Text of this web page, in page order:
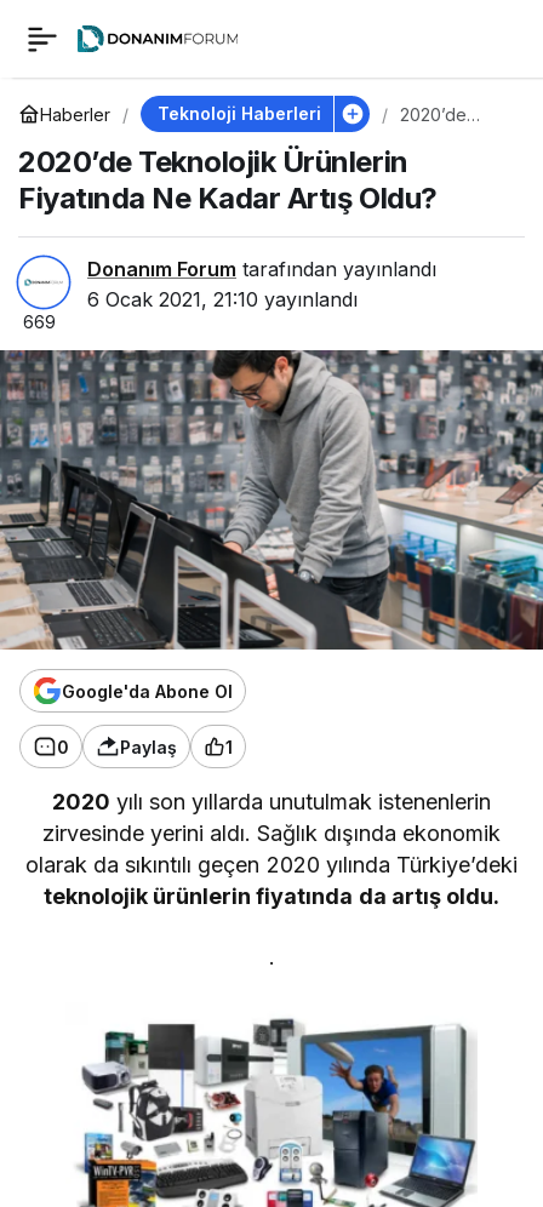
Haberler Teknoloji Haberleri
2020’de
Ürünlerin
Fiyatında Ne
Kadar Artış
2020’de Teknolojik Ürünlerin
Fiyatında Ne Kadar Artış Oldu?
Donanım Forum tarafından yayınlandı
6 Ocak 2021, 21:10 yayınlandı
669
Google'da Abone Ol
0 Paylaş 1
2020 yılı son yıllarda unutulmak istenenlerin
zirvesinde yerini aldı. Sağlık dışında ekonomik
olarak da sıkıntılı geçen 2020 yılında Türkiye’deki
teknolojik ürünlerin fiyatında da artış oldu.
.
2020’de Teknolojik
Ürünlerin Fiyatında
Ne Kadar Artış Oldu?